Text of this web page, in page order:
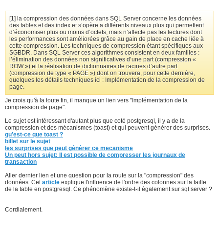
[1] la compression des données dans SQL Server concerne les données
des tables et des index et s’opère a différents niveaux plus qui permettent
d’économiser plus ou moins d’octets, mais n’affecte pas les lectures dont
les performances sont améliorées grâce au gain de place en cache liée à
cette compression. Les techniques de compression étant spécifiques aux
SGBDR. Dans SQL Server ces algorithmes consistent en deux familles :
l’élimination des données non significatives d’une part (compression «
ROW ») et la réalisation de dictionnaires de racines d’autre part
(compression de type « PAGE ») dont on trouvera, pour cette dernière,
quelques les détails techniques ici : Implémentation de la compression de
page.
Je crois qu'à la toute fin, il manque un lien vers "Implémentation de la
compression de page".
Le sujet est intéressant d'autant plus que coté postgresql, il y a de la
compression et des mécanismes (toast) et qui peuvent générer des surprises.
qu'est-ce que toast ?
billet sur le sujet
les surprises que peut générer ce mecanisme
Un peut hors sujet: Il est possible de compresser les journaux de
transaction
Aller dernier lien et une question pour la route sur la "compression" des
données. Cetarticle explique l'influence de l'ordre des colonnes sur la taille
de la table en postgresql. Ce phénomène existe-t-il également sur sql server ?
Cordialement.